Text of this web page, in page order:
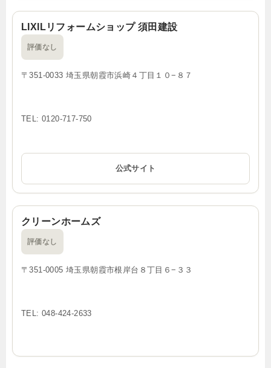
LIXILリフォームショップ 須田建設
評価なし
〒351-0033 埼玉県朝霞市浜崎４丁目１０−８７
TEL: 0120-717-750
公式サイト
クリーンホームズ
評価なし
〒351-0005 埼玉県朝霞市根岸台８丁目６−３３
TEL: 048-424-2633